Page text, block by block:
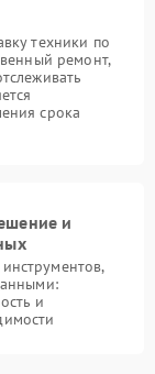
техники по
ремонт,
срока
и
и